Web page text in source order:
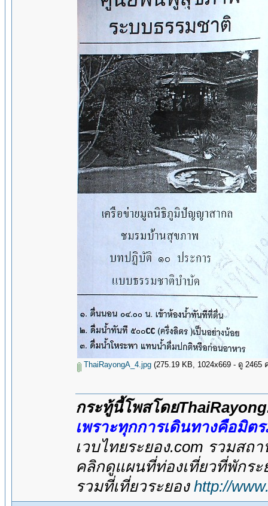
ThaiRayongA_4.jpg (275.19 KB, 1024x669 - ดู 2465
กระทู้นี้โพสโดย
เพราะทุกการเดินทางคือมิต
เวบไทยระยอง.com รวมส
คลิกดูแผนที่ท่องเที่ยวที่พักร
รวมที่เที่ยวระยอง http://